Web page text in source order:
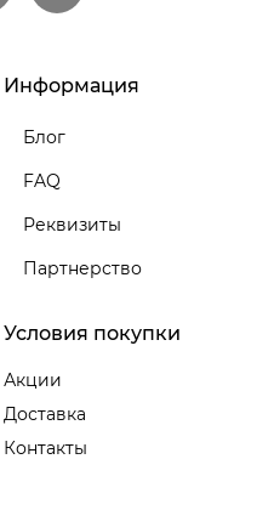
Информация
Блог
FAQ
Реквизиты
Партнерство
Условия покупки
Акции
Доставка
Контакты